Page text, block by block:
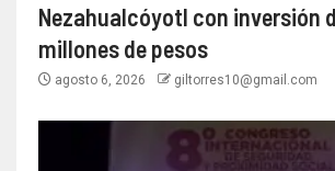
Nezahualcóyotl con inversión
millones de pesos
agosto 6, 2026 giltorres10@gmail.com